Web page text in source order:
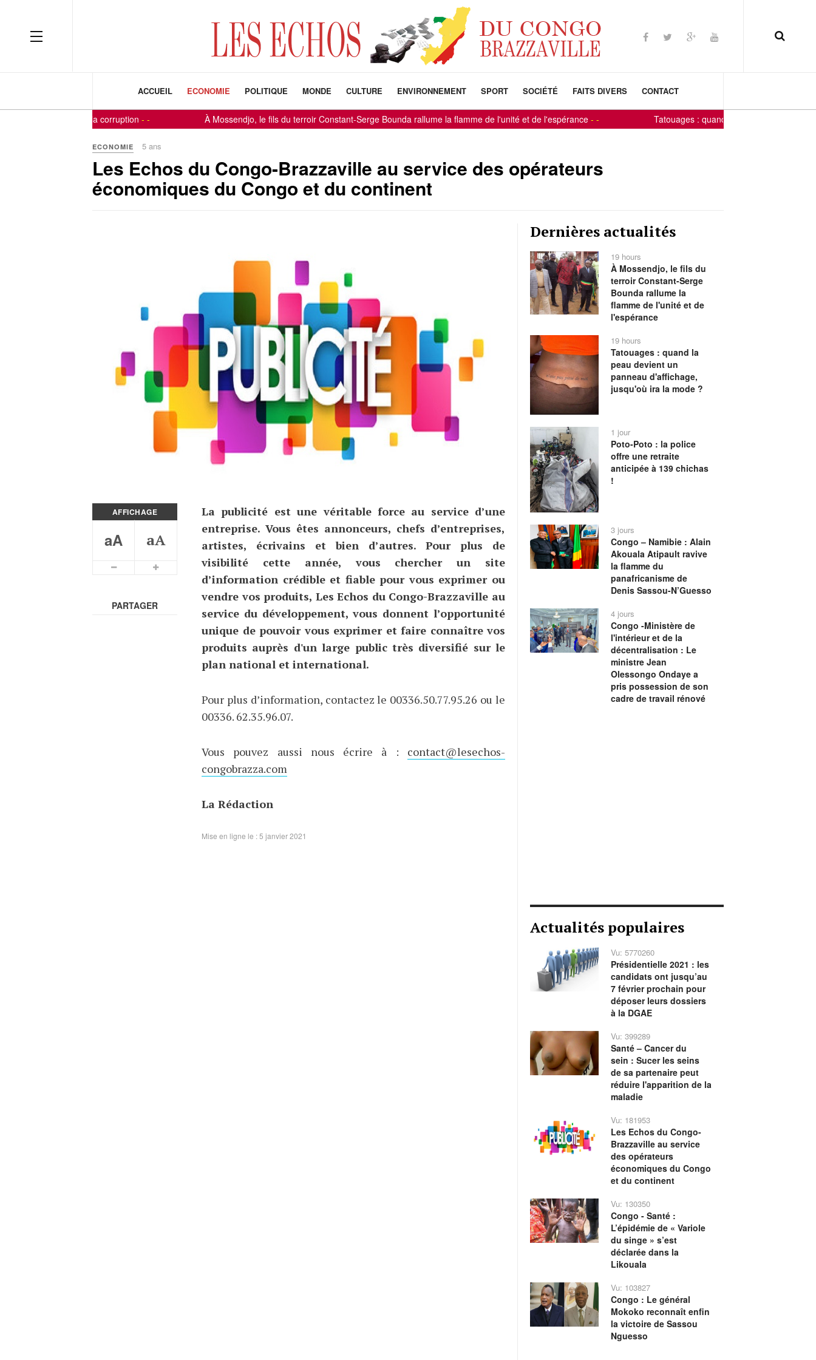
ACCUEIL ECONOMIE POLITIQUE MONDE CULTURE ENVIRONNEMENT SPORT SOCIÉTÉ FAITS DIVERS CONTACT
à la lutte contre la corruption -- À Mossendjo, le fils du terroir Constant-Serge Bounda rallume la flamme de l'unité et de l'espérance -- Tatouages : quand la peau devient un
ECONOMIE 5 ans
Les Echos du Congo-Brazzaville au service des opérateurs
économiques du Congo et du continent
AFFICHAGE
aA aA
PARTAGER
La publicité est une véritable force au service d’une
entreprise. Vous êtes annonceurs, chefs d’entreprises,
artistes, écrivains et bien d’autres. Pour plus de
visibilité cette année, vous chercher un site
d’information crédible et fiable pour vous exprimer ou
vendre vos produits, Les Echos du Congo-Brazzaville au
service du développement, vous donnent l’opportunité
unique de pouvoir vous exprimer et faire connaître vos
produits auprès d'un large public très diversifié sur le
plan national et international.
Pour plus d’information, contactez le 00336.50.77.95.26 ou le
00336. 62.35.96.07.
Vous pouvez aussi nous écrire à : contact@lesechos-
congobrazza.com
La Rédaction
Mise en ligne le : 5 janvier 2021
Dernières actualités
19 hours
À Mossendjo, le fils du
terroir Constant-Serge
Bounda rallume la
flamme de l'unité et de
l'espérance
19 hours
Tatouages : quand la
peau devient un
panneau d'affichage,
jusqu'où ira la mode ?
1 jour
Poto-Poto : la police
offre une retraite
anticipée à 139 chichas
!
3 jours
Congo – Namibie : Alain
Akouala Atipault ravive
la flamme du
panafricanisme de
Denis Sassou-N’Guesso
4 jours
Congo -Ministère de
l'intérieur et de la
décentralisation : Le
ministre Jean
Olessongo Ondaye a
pris possession de son
cadre de travail rénové
Actualités populaires
Vu: 5770260
Présidentielle 2021 : les
candidats ont jusqu’au
7 février prochain pour
déposer leurs dossiers
à la DGAE
Vu: 399289
Santé – Cancer du
sein : Sucer les seins
de sa partenaire peut
réduire l'apparition de la
maladie
Vu: 181953
Les Echos du Congo-
Brazzaville au service
des opérateurs
économiques du Congo
et du continent
Vu: 130350
Congo - Santé :
L’épidémie de « Variole
du singe » s’est
déclarée dans la
Likouala
Vu: 103827
Congo : Le général
Mokoko reconnaît enfin
la victoire de Sassou
Nguesso